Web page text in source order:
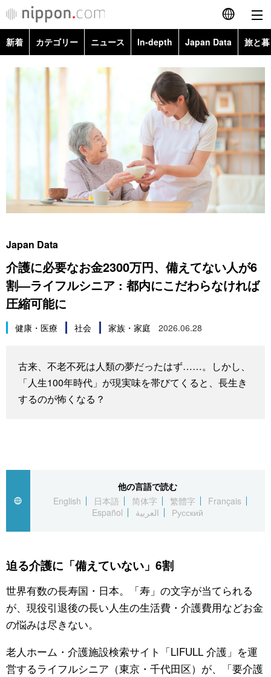
English
繁體字
Français
Español
العربية
経済・ビジネス
社会
文化
科学・技術
スポーツ・東京2020
旅と暮らし
動画/Live
Books
Topics
東京
お知らせ
公式SNS
新着 カテゴリー ニュース In-depth Japan Data 旅と
政治・外交
経済・ビジネス
国際・海外
文化
スポーツ・東京2020
Topics
Images
People
東京
お知らせ
Japan Data
介護に必要なお金2300万円、備えてない人が6
割―ライフルシニア : 都内にこだわらなければ
圧縮可能に
健康・医療 社会 家族・家庭 2026.06.28
古来、不老不死は人類の夢だったはず……。しかし、
「人生100年時代」が現実味を帯びてくると、長生き
するのが怖くなる？
他の言語で読む
English
日本語 简体字 繁體字
Français
Español
العربية Русский
迫る介護に「備えていない」6割
世界有数の長寿国・日本。「寿」の文字が当てられる
が、現役引退後の長い人生の生活費・介護費用などお金
の悩みは尽きない。
老人ホーム・介護施設検索サイト「LIFULL 介護」を運
営するライフルシニア（東京・千代田区）が、「要介護